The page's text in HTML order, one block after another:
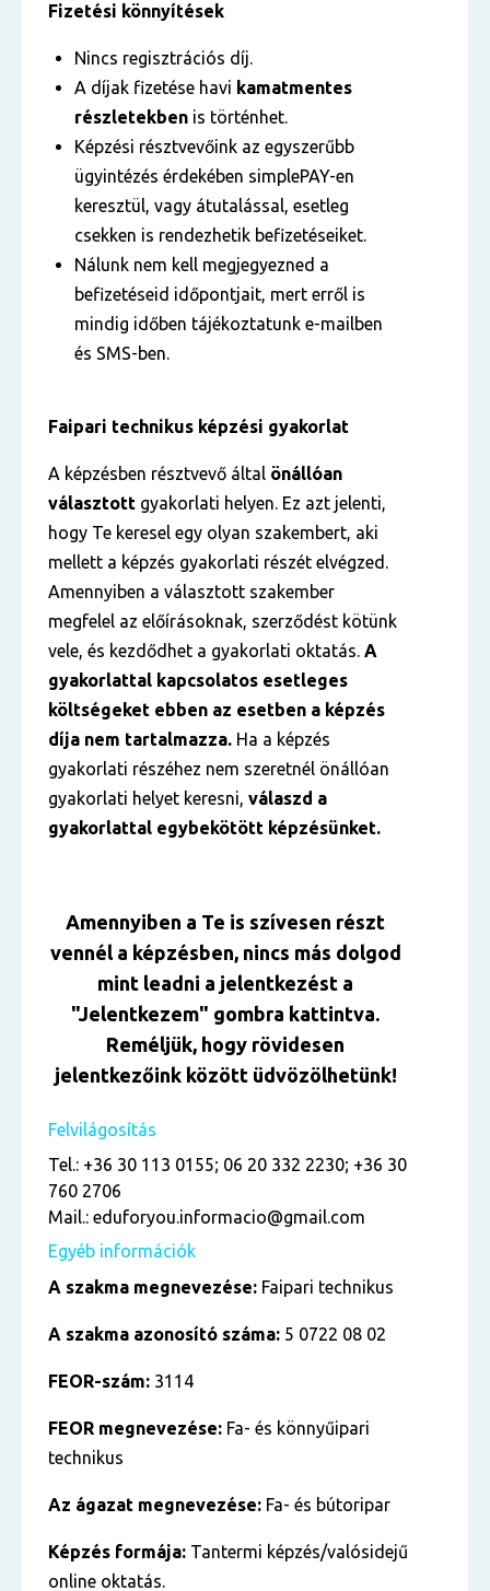
Fizetési könnyítések
Nincs regisztrációs díj.
A díjak fizetése havi kamatmentes
részletekben is történhet.
Képzési résztvevőink az egyszerűbb
ügyintézés érdekében simplePAY-en
keresztül, vagy átutalással, esetleg
csekken is rendezhetik befizetéseiket.
Nálunk nem kell megjegyezned a
befizetéseid időpontjait, mert erről is
mindig időben tájékoztatunk e-mailben
és SMS-ben.
Faipari technikus képzési gyakorlat
A képzésben résztvevő által önállóan
választott gyakorlati helyen. Ez azt jelenti,
hogy Te keresel egy olyan szakembert, aki
mellett a képzés gyakorlati részét elvégzed.
Amennyiben a választott szakember
megfelel az előírásoknak, szerződést kötünk
vele, és kezdődhet a gyakorlati oktatás. A
gyakorlattal kapcsolatos esetleges
költségeket ebben az esetben a képzés
díja nem tartalmazza. Ha a képzés
gyakorlati részéhez nem szeretnél önállóan
gyakorlati helyet keresni, válaszd a
gyakorlattal egybekötött képzésünket.
Amennyiben a Te is szívesen részt
vennél a képzésben, nincs más dolgod
mint leadni a jelentkezést a
"Jelentkezem" gombra kattintva.
Reméljük, hogy rövidesen
jelentkezőink között üdvözölhetünk!
Felvilágosítás
Tel.: +36 30 113 0155; 06 20 332 2230; +36 30
760 2706
Mail.: eduforyou.informacio@gmail.com
Egyéb információk
A szakma megnevezése: Faipari technikus
A szakma azonosító száma: 5 0722 08 02
FEOR-szám: 3114
FEOR megnevezése: Fa- és könnyűipari
technikus
Az ágazat megnevezése: Fa- és bútoripar
Képzés formája: Tantermi képzés/valósidejű
online oktatás.